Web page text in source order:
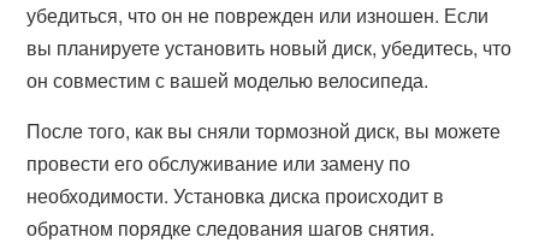
убедиться, что он не поврежден или изношен. Если
вы планируете установить новый диск, убедитесь, что
он совместим с вашей моделью велосипеда.
После того, как вы сняли тормозной диск, вы можете
провести его обслуживание или замену по
необходимости. Установка диска происходит в
обратном порядке следования шагов снятия.